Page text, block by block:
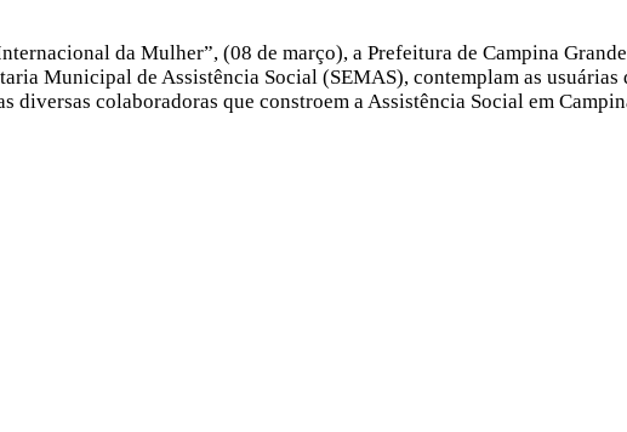
da Mulher”, (08 de março), a Prefeitura de Campina
Municipal de Assistência Social (SEMAS), contemplam as
diversas colaboradoras que constroem a Assistência Social em